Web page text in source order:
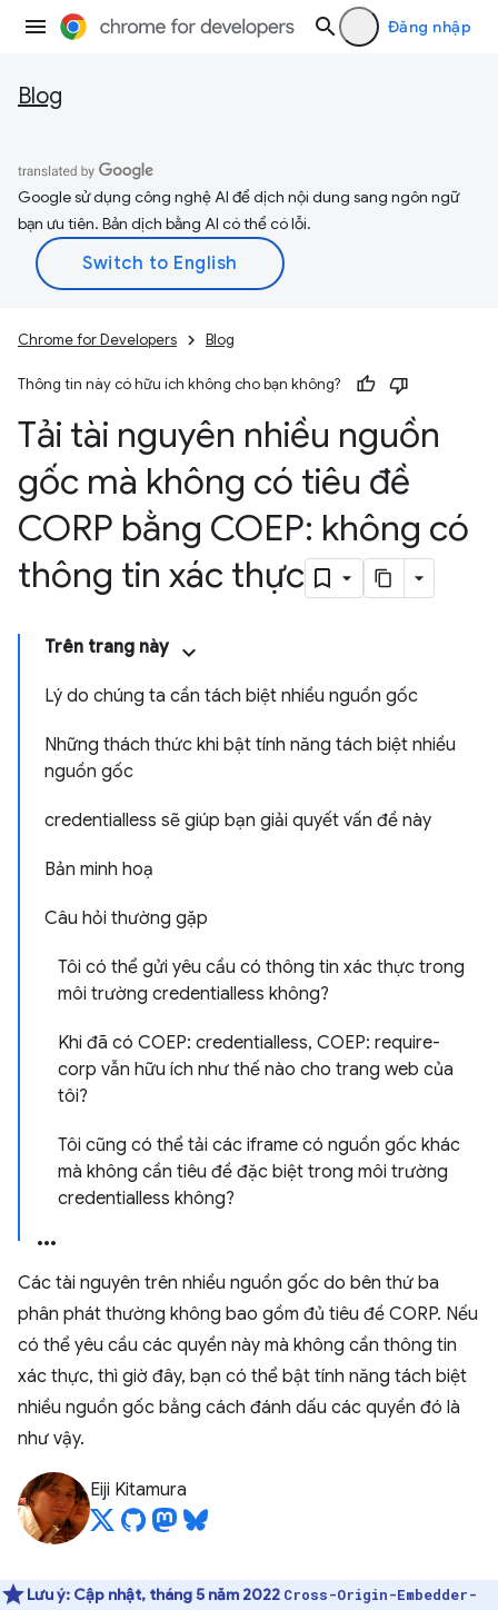
Đăng nhập
Blog
Google sử dụng công nghệ AI để dịch nội dung sang ngôn ngữ
bạn ưu tiên. Bản dịch bằng AI có thể có lỗi.
Chrome for Developers Blog
Thông tin này có hữu ích không cho bạn không?
Tải tài nguyên nhiều nguồn
gốc mà không có tiêu đề
CORP bằng COEP: không có
thông tin xác thực
Trên trang này
Lý do chúng ta cần tách biệt nhiều nguồn gốc
Những thách thức khi bật tính năng tách biệt nhiều
nguồn gốc
credentialless sẽ giúp bạn giải quyết vấn đề này
Bản minh hoạ
Câu hỏi thường gặp
Tôi có thể gửi yêu cầu có thông tin xác thực trong
môi trường credentialless không?
Khi đã có COEP: credentialless, COEP: require-
corp vẫn hữu ích như thế nào cho trang web của
tôi?
Tôi cũng có thể tải các iframe có nguồn gốc khác
mà không cần tiêu đề đặc biệt trong môi trường
credentialless không?
Các tài nguyên trên nhiều nguồn gốc do bên thứ ba
phân phát thường không bao gồm đủ tiêu đề CORP. Nếu
có thể yêu cầu các quyền này mà không cần thông tin
xác thực, thì giờ đây, bạn có thể bật tính năng tách biệt
nhiều nguồn gốc bằng cách đánh dấu các quyền đó là
như vậy.
Eiji Kitamura
Lưu ý: Cập nhật, tháng 5 năm 2022 Cross-Origin-Embedder-